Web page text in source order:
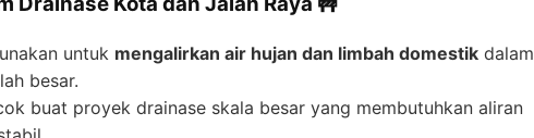
untuk mengalirkan air hujan dan limbah domestik dalam
besar.
buat proyek drainase skala besar yang membutuhkan aliran